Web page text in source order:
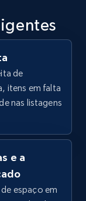
and
agora
de
itens em falta
nas listagens
e a
espaço em